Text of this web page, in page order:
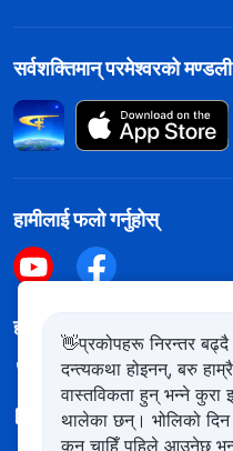
सर्वशक्तिमान्‌ परमेश्‍वरको
हामीलाई फलो गर्नुहोस्
हामीलाई सम्पर्क गर्नुहोस
+977-981-140-9021
👋प्रकोपहरू निरन्तर
दन्त्यकथा होइनन्, बरु
वास्तविकता हुन् भन्ने
थालेका छन्। भोलिको
कुन चाहिँ पहिले आउनेछ